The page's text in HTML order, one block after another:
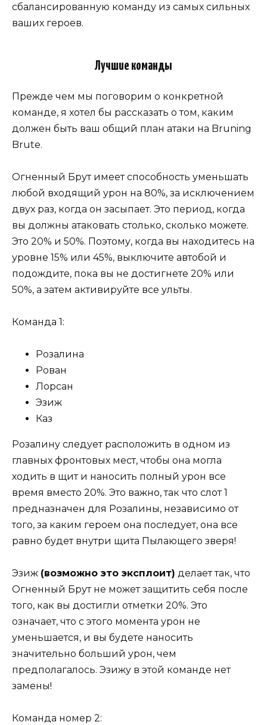
сбалансированную команду из самых сильных
ваших героев.
Лучшие команды
Прежде чем мы поговорим о конкретной
команде, я хотел бы рассказать о том, каким
должен быть ваш общий план атаки на Bruning
Brute.
Огненный Брут имеет способность уменьшать
любой входящий урон на 80%, за исключением
двух раз, когда он засыпает. Это период, когда
вы должны атаковать столько, сколько можете.
Это 20% и 50%. Поэтому, когда вы находитесь на
уровне 15% или 45%, выключите автобой и
подождите, пока вы не достигнете 20% или
50%, а затем активируйте все ульты.
Команда 1:
Розалина
Рован
Лорсан
Эзиж
Каз
Розалину следует расположить в одном из
главных фронтовых мест, чтобы она могла
ходить в щит и наносить полный урон все
время вместо 20%. Это важно, так что слот 1
предназначен для Розалины, независимо от
того, за каким героем она последует, она все
равно будет внутри щита Пылающего зверя!
Эзиж (возможно это эксплоит) делает так, что
Огненный Брут не может защитить себя после
того, как вы достигли отметки 20%. Это
означает, что с этого момента урон не
уменьшается, и вы будете наносить
значительно больший урон, чем
предполагалось. Эзижу в этой команде нет
замены!
Команда номер 2: